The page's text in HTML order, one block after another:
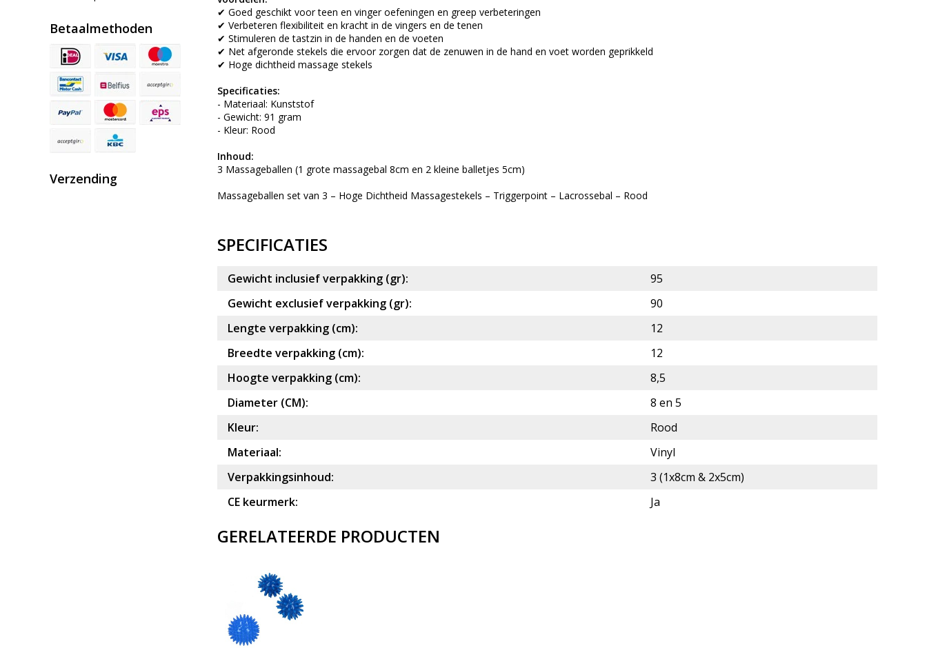
Betaalmethoden
Verzending
✔ Goed geschikt voor teen en vinger oefeningen en greep verbeteringen
✔ Verbeteren flexibiliteit en kracht in de vingers en de tenen
✔ Stimuleren de tastzin in de handen en de voeten
✔ Net afgeronde stekels die ervoor zorgen dat de zenuwen in de hand en voet worden geprikkeld
✔ Hoge dichtheid massage stekels
Specificaties:
- Materiaal: Kunststof
- Gewicht: 91 gram
- Kleur: Rood
Inhoud:
3 Massageballen (1 grote massagebal 8cm en 2 kleine balletjes 5cm)
Massageballen set van 3 – Hoge Dichtheid Massagestekels – Triggerpoint – Lacrossebal – Rood
SPECIFICATIES
Gewicht inclusief verpakking (gr):
95
Gewicht exclusief verpakking (gr):
90
Lengte verpakking (cm):
12
Breedte verpakking (cm):
12
Hoogte verpakking (cm):
8,5
Diameter (CM):
8 en 5
Kleur:
Rood
Materiaal:
Vinyl
Verpakkingsinhoud:
3 (1x8cm & 2x5cm)
CE keurmerk:
Ja
GERELATEERDE PRODUCTEN